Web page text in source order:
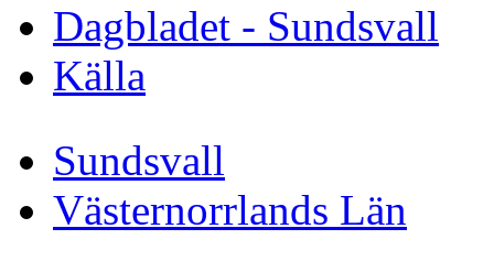
Dagbladet - Sundsvall
Källa
Sundsvall
Västernorrlands Län